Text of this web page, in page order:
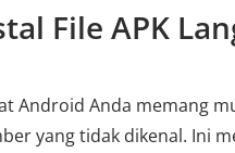
File APK
Android Anda memang
yang tidak dikenal. Ini